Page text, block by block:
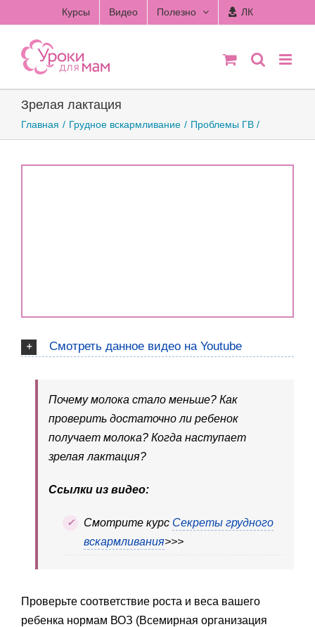
to
content
Курсы Видео Полезно ЛК
Зрелая лактация
Главная Грудное вскармливание Проблемы ГВ
Смотреть данное видео на Youtube
Почему молока стало меньше? Как
проверить достаточно ли ребенок
получает молока? Когда наступает
зрелая лактация?
Ссылки из видео:
Смотрите курс Секреты грудного
вскармливания>>>
Проверьте соответствие роста и веса вашего
ребенка нормам ВОЗ (Всемирная организация